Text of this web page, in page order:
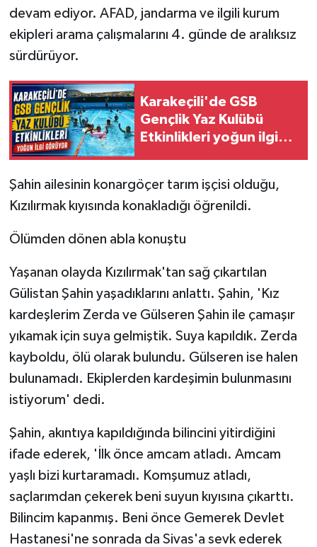
devam ediyor. AFAD, jandarma ve ilgili kurum
ekipleri arama çalışmalarını 4. günde de aralıksız
sürdürüyor.
Karakeçili'de GSB
Gençlik Yaz Kulübü
Etkinlikleri yoğun ilgi
Şahin ailesinin konargöçer tarım işçisi olduğu,
Kızılırmak kıyısında konakladığı öğrenildi.
Ölümden dönen abla konuştu
Yaşanan olayda Kızılırmak'tan sağ çıkartılan
Gülistan Şahin yaşadıklarını anlattı. Şahin, 'Kız
kardeşlerim Zerda ve Gülseren Şahin ile çamaşır
yıkamak için suya gelmiştik. Suya kapıldık. Zerda
kayboldu, ölü olarak bulundu. Gülseren ise halen
bulunamadı. Ekiplerden kardeşimin bulunmasını
istiyorum' dedi.
Şahin, akıntıya kapıldığında bilincini yitirdiğini
ifade ederek, 'İlk önce amcam atladı. Amcam
yaşlı bizi kurtaramadı. Komşumuz atladı,
saçlarımdan çekerek beni suyun kıyısına çıkarttı.
Bilincim kapanmış. Beni önce Gemerek Devlet
Hastanesi'ne sonrada da Sivas'a sevk ederek